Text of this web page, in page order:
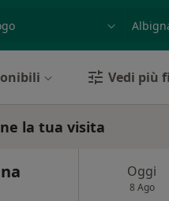
Vedi più
la tua visita
Oggi
8 Ago